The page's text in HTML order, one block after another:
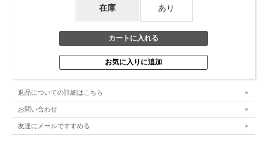
小江戸の伝統和菓子
古くからさつまいもを使った和菓子が多く作られています。
「いもせんべい」をはじめとした川越のさつまいも和菓子。
さつまチップは、さつまいもをチップ状に薄くスライスした和菓子。
気軽につまめるのでおやつにぴったしです。
在庫 あり
返品についての詳細はこちら
お問い合わせ
友達にメールですすめる